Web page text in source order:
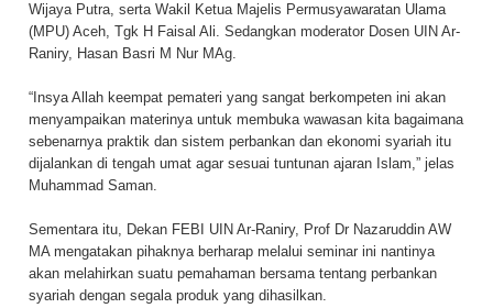
Wijaya Putra, serta Wakil Ketua Majelis Permusyawaratan Ulama
(MPU) Aceh, Tgk H Faisal Ali. Sedangkan moderator Dosen UIN Ar-
Raniry, Hasan Basri M Nur MAg.
“Insya Allah keempat pemateri yang sangat berkompeten ini akan
menyampaikan materinya untuk membuka wawasan kita bagaimana
sebenarnya praktik dan sistem perbankan dan ekonomi syariah itu
dijalankan di tengah umat agar sesuai tuntunan ajaran Islam,” jelas
Muhammad Saman.
Sementara itu, Dekan FEBI UIN Ar-Raniry, Prof Dr Nazaruddin AW
MA mengatakan pihaknya berharap melalui seminar ini nantinya
akan melahirkan suatu pemahaman bersama tentang perbankan
syariah dengan segala produk yang dihasilkan.